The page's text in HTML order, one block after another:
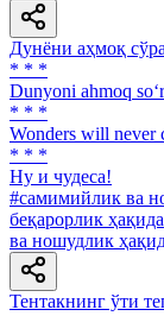
Дунёни аҳмоқ
* * *
Dunyoni ahmoq
* * *
Wonders will never
* * *
Ну и чудеса!
#самимийлик ва
беқарорлик ҳақида
ва ношудлик
Тентакнинг ўти